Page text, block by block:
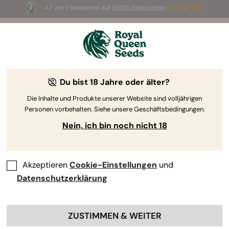
4.7 von 5 basierend auf 58690 Rezensionen
☀️ Sommer-Sale: Bis zu 50 % Rabatt
auf ausgewählte Produkte! ⏤
Fast-Flowering-Samen
Bei dir muss es schnell gehen? Unsere
kurzblühenden Cannabissamen bringen Pflanzen
hervor, die für Grower ideal sind, die
oder Quantität ihres Ertrags zu opfern.
Sortieren nach
43 Produkte
Du bist 18 Jahre oder älter?
Die Inhalte und Produkte unserer Website sind volljährigen
Personen vorbehalten. Siehe unsere Geschäftsbedingungen.
Nein, ich bin noch nicht 18
AkzeptierenCookie-Einstellungen und
Datenschutzerklärung
ZUSTIMMEN & WEITER